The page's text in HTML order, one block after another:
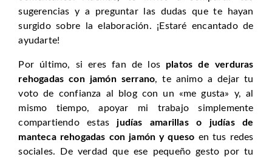
sugerencias y a preguntar las dudas que te hayan
surgido sobre la elaboración. ¡Estaré encantado de
ayudarte!
Por último, si eres fan de los platos de verduras
rehogadas con jamón serrano, te animo a dejar tu
voto de confianza al blog con un «me gusta» y, al
mismo tiempo, apoyar mi trabajo simplemente
compartiendo estasjudías amarillas o judías de
manteca rehogadas con jamón y queso en tus redes
sociales. De verdad que ese pequeño gesto por tu